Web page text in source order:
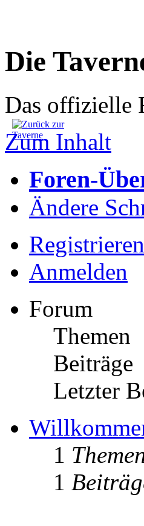
Die
Das offizielle
Zum Inhalt
Foren-
Ändere
Registrieren
Anmelden
Forum
Themen
Beiträge
Letzter
1
1